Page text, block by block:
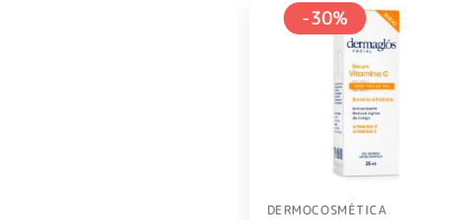
-30%
DERMOCOSMÉTICA